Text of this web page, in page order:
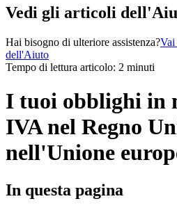
Vedi gli articoli
Hai bisogno di ulteriore assistenza?Vai
dell'Aiuto
Tempo di lettura articolo: 2 minuti
I tuoi obblighi in
IVA nel Regno
nell'Unione
In questa pagina